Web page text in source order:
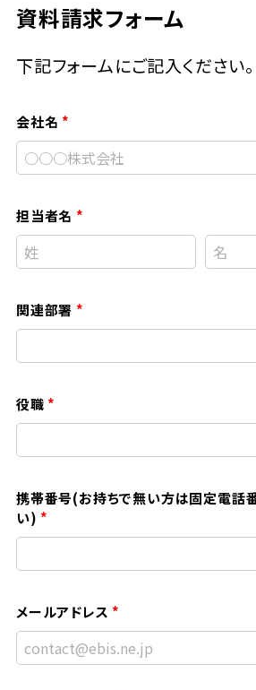
資料請求フォーム
下記フォームにご記入ください。
会社名
担当者名
関連部署
役職
携帯番号(お持ちで無い方は固定電話
い)
メールアドレス